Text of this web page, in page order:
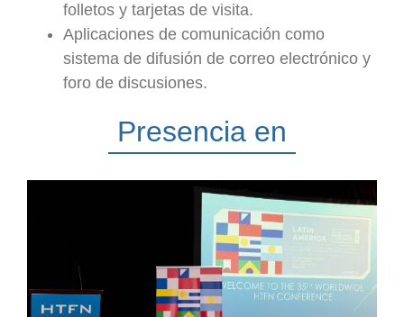
folletos y tarjetas de visita.
Aplicaciones de comunicación como
sistema de difusión de correo electrónico y
foro de discusiones.
Presencia en